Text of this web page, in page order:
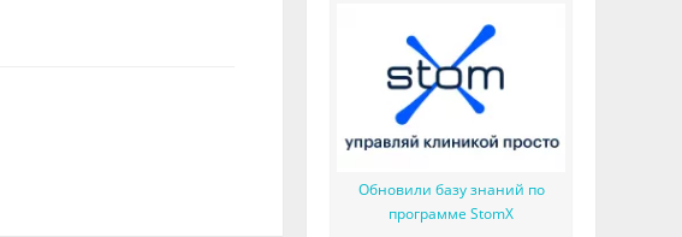
Обновили базу знаний по
программе StomX